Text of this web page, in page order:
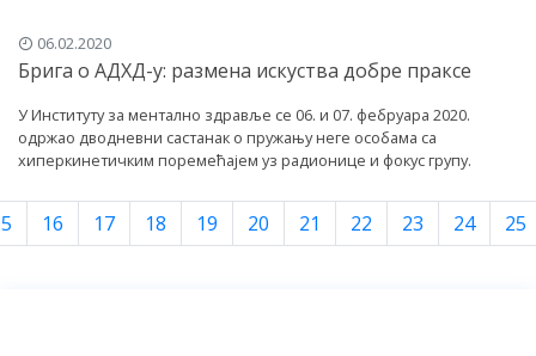
06.02.2020
Брига о АДХД-у: размена искуства добре праксе
У Институту за ментално здравље се 06. и 07. фебруара 2020.
одржао дводневни састанак о пружању неге особама са
хиперкинетичким поремећајем уз радионице и фокус групу.
16 17 18 19 20 21 22 23 24 25